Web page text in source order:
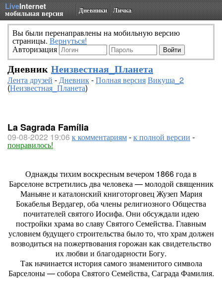
LiveInternet
мобильная версия Дневники Личка
Вы были перенаправлены на мобильную версию
страницы. Вернуться!
Авторизация
Дневник Неизвестная_Планета
Лента друзей -Дневник-Полная версияВикуша_2
(Неизвестная_Планета)
La Sagrada Família
09-08-2022 19:06 к комментариям-к полной версии -
понравилось!
Однажды тихим воскресным вечером 1866 года в
Барселоне встретились два человека — молодой священник
Маньяне и каталонский книготорговец Жузеп Мария
Бокабелья Вердагер, оба члены религиозного Общества
почитателей святого Иосифа. Они обсуждали идею
постройки храма во славу Святого Семейства. Главным
условием будущего строительства было то, что храм должен
возводиться на пожертвования горожан как свидетельство
их любви и благодарности Богу.
Так начинается история самого знаменитого символа
Барселоны — собора Святого Семейства, Саграда Фамилия.